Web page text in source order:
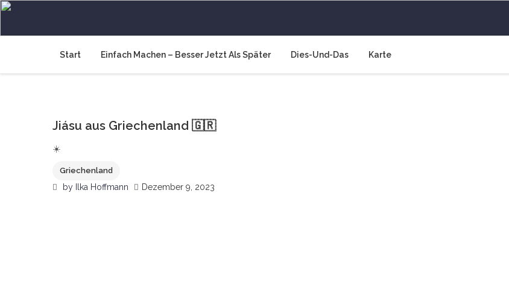
Skip
Start Einfach Machen – Besser Jetzt Als Später Dies-Und-Das Karte
Jiásu aus Griechenland 🇬🇷
☀️
Griechenland
by Ilka Hoffmann Dezember 9, 2023